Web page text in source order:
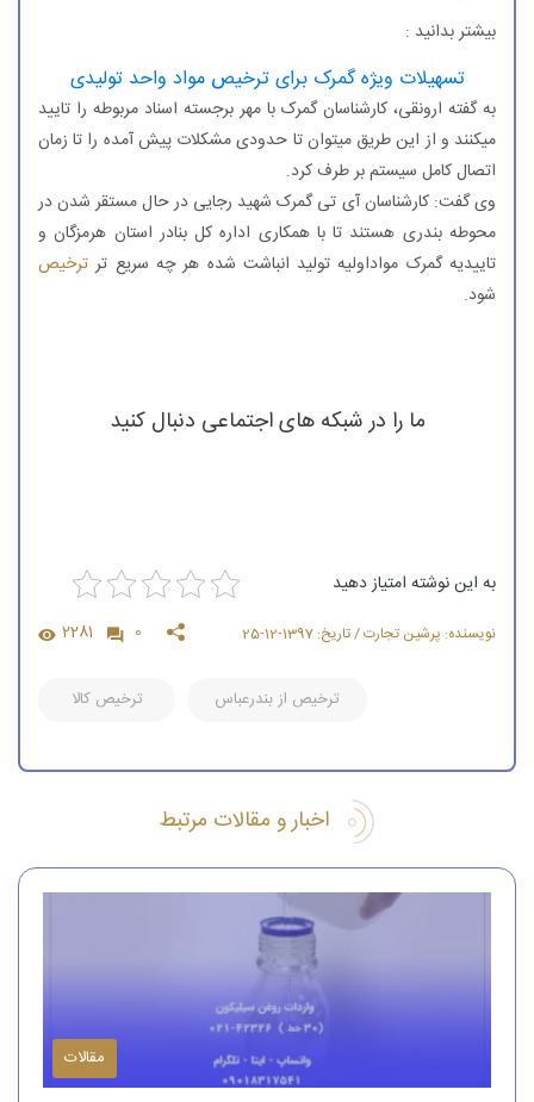
بیشتر بدانید :
تسهیلات ویژه گمرک برای ترخیص مواد واحد تولیدی
به گفته ارونقی، کارشناسان گمرک با مهر برجسته اسناد مربوطه را تایید
میکنند و از این طریق میتوان تا حدودی مشکلات پیش آمده را تا زمان
اتصال کامل سیستم بر طرف کرد.
وی گفت: کارشناسان آی تی گمرک شهید رجایی در حال مستقر شدن در
محوطه بندری هستند تا با همکاری اداره کل بنادر استان هرمزگان و
تاییدیه گمرک مواداولیه تولید انباشت شده هر چه سریع تر ترخیص
شود.
ما را در شبکه های اجتماعی دنبال کنید
به این نوشته امتیاز دهید
نویسنده: پرشین تجارت / تاریخ: 1397-12-25 0
2281
ترخیص از بندرعباس ترخیص کالا
اخبار و مقالات مرتبط
مقالات